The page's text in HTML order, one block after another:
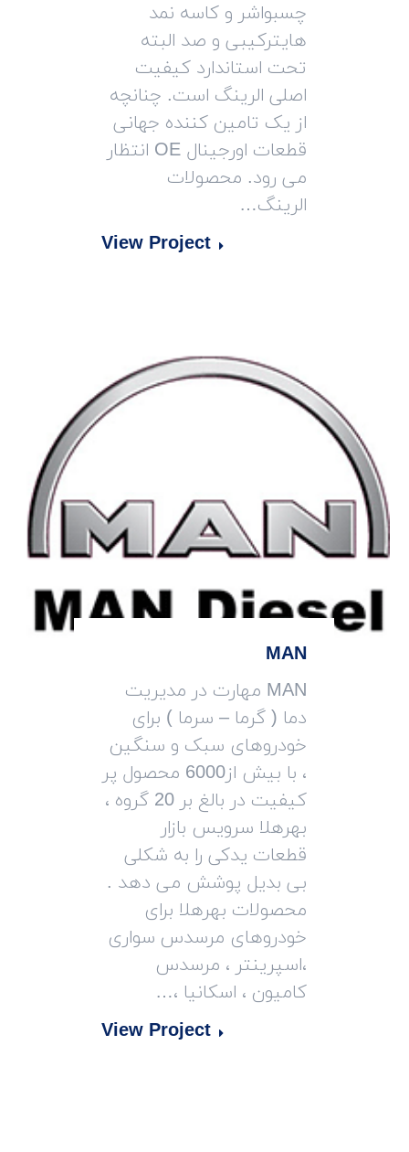
چسبواشر و کاسه نمد
هایترکیبی و صد البته
تحت استاندارد کیفیت
اصلی الرینگ است. چنانچه
از یک تامین کننده جهانی
قطعات اورجینال OE انتظار
می رود. محصولات
الرینگ…
View Project
MAN
MAN مهارت در مدیریت
دما ( گرما – سرما ) برای
خودروهای سبک و سنگین
، با بیش از6000 محصول پر
کیفیت در بالغ بر 20 گروه ،
بهرهلا سرویس بازار
قطعات یدکی را به شکلی
بی بدیل پوشش می دهد .
محصولات بهرهلا برای
خودروهای مرسدس سواری
،اسپرینتر ، مرسدس
کامیون ، اسکانیا ،…
View Project